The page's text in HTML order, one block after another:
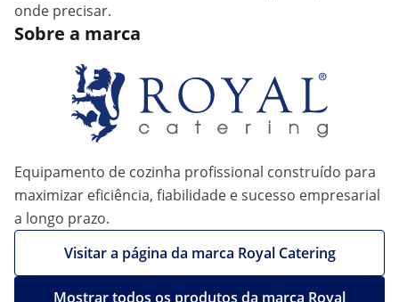
onde precisar.
Sobre a marca
Equipamento de cozinha profissional construído para
maximizar eficiência, fiabilidade e sucesso empresarial
a longo prazo.
Visitar a página da marca Royal Catering
Mostrar todos os produtos da marca Royal